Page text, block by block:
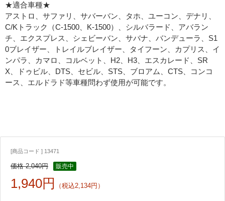
★適合車種★
アストロ、サファリ、サバーバン、タホ、ユーコン、デナリ、
C/Kトラック（C-1500、K-1500）、シルバラード、アバラン
チ、エクスプレス、シェビーバン、サバナ、バンデューラ、S1
0ブレイザー、トレイルブレイザー、タイフーン、カプリス、イ
ンパラ、カマロ、コルベット、H2、H3、エスカレード、SR
X、ドゥビル、DTS、セビル、STS、ブロアム、CTS、コンコ
ース、エルドラド等車種問わず使用が可能です。
[商品コード ] 13471
価格 2,040円 販売中
1,940円 （税込2,134円）